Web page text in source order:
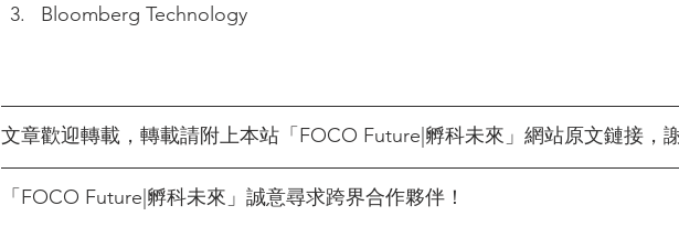
Bloomberg Technology
文章歡迎轉載，轉載請附上本站「FOCO Future|孵科未來」網站原文鏈接，
「FOCO Future|孵科未來」誠意尋求跨界合作夥伴！